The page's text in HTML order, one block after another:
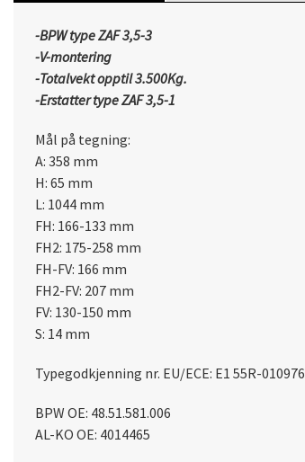
-BPW type ZAF 3,5-3
-V-montering
-Totalvekt opptil 3.500Kg.
-Erstatter type ZAF 3,5-1
Mål på tegning:
A: 358 mm
H: 65 mm
L: 1044 mm
FH: 166-133 mm
FH2: 175-258 mm
FH-FV: 166 mm
FH2-FV: 207 mm
FV: 130-150 mm
S: 14 mm
Typegodkjenning nr. EU/ECE: E1 55R-010976
BPW OE: 48.51.581.006
AL-KO OE: 4014465